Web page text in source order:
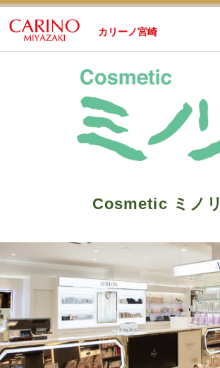
カリーノ宮崎
Cosmetic ミノリ